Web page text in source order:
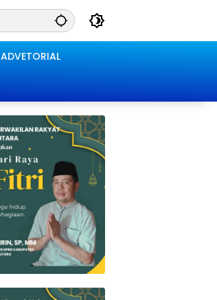
ADVETORIAL